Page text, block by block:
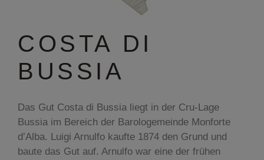
COSTA DI
BUSSIA
Das Gut Costa di Bussia liegt in der Cru-Lage
Bussia im Bereich der Barologemeinde Monforte
d’Alba. Luigi Arnulfo kaufte 1874 den Grund und
baute das Gut auf. Arnulfo war eine der frühen